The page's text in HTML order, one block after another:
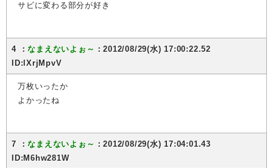
サビに変わる部分が好き
4 ：なまえないよぉ～ ：2012/08/29(水) 17:00:22.52
ID:lXrjMpvV
万枚いったか
よかったね
7 ：なまえないよぉ～ ：2012/08/29(水) 17:04:01.43
ID:M6hw281W